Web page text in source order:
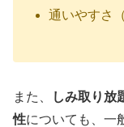
通いやすさ
また、 しみ取り放
性についても、一